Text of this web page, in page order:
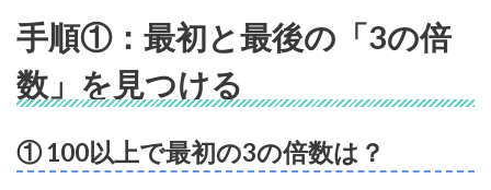
手順①：最初と最後の「3の倍
数」を見つける
① 100以上で最初の3の倍数は？